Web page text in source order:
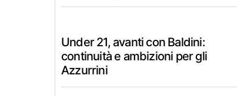
Under 21, avanti con Baldini:
continuità e ambizioni per gli
Azzurrini